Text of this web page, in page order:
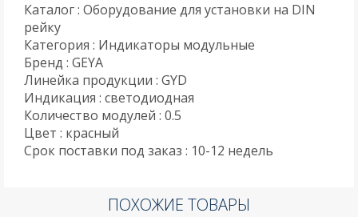
Каталог : Оборудование для установки на DIN
рейку
Категория : Индикаторы модульные
Бренд : GEYA
Линейка продукции : GYD
Индикация : светодиодная
Количество модулей : 0.5
Цвет : красный
Срок поставки под заказ : 10-12 недель
ПОХОЖИЕ ТОВАРЫ